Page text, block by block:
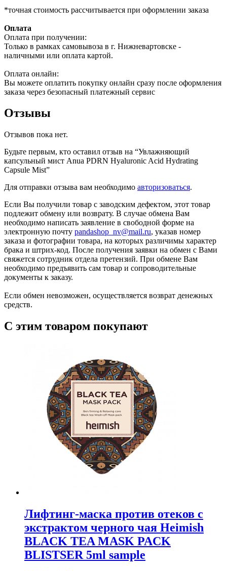
*точная стоимость рассчитывается при оформлении заказа
Оплата
Оплата при получении:
Только в рамках самовывоза в г. Нижневартовске -
наличными или оплата картой.
Оплата онлайн:
Вы можете оплатить покупку онлайн сразу после оформления
заказа через безопасный платежный сервис
Отзывы
Отзывов пока нет.
Будьте первым, кто оставил отзыв на “Увлажняющий
капсульный мист Anua PDRN Hyaluronic Acid Hydrating
Capsule Mist”
Для отправки отзыва вам необходимо авторизоваться.
Если Вы получили товар с заводским дефектом, этот товар
подлежит обмену или возврату. В случае обмена Вам
необходимо написать заявление в свободной форме на
электронную почту pandashop_nv@mail.ru, указав номер
заказа и фотографии товара, на которых различимы характер
брака и штрих-код. После получения заявки на обмен с Вами
свяжется сотрудник отдела претензий. При обмене Вам
необходимо предъявить сам товар и сопроводительные
документы к заказу.
Если обмен невозможен, осуществляется возврат денежных
средств.
С этим товаром покупают
Лифтинг-маска против отеков с
экстрактом черного чая Heimish
BLACK TEA MASK PACK
BLISTSER 5ml sample